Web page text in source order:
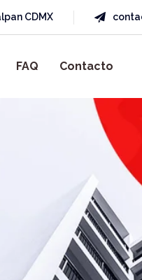
CDMX
FAQ Contacto